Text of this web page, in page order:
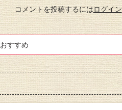
コメントを投稿するにはログイン
おすすめ